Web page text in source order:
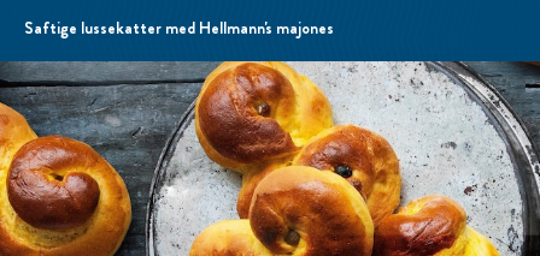
Saftige lussekatter med Hellmann's majones